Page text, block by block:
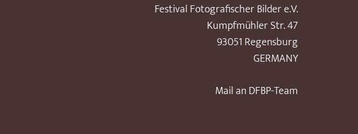
Festival Fotografischer Bilder e.V.
Kumpfmühler Str. 47
93051 Regensburg
GERMANY
Mail an DFBP-Team